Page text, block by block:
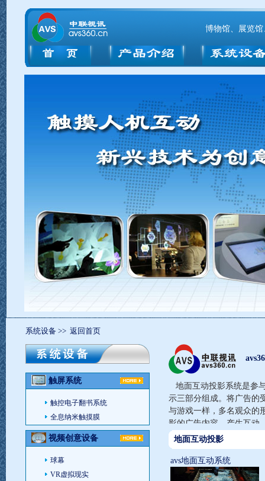
博物馆、展览
系统设备 >> 返回首页
触屏系统
触控电子翻书系统
全息纳米触摸膜
视频创意设备
球幕
VR虚拟现实
地面互动投影系统是参
示三部分组成。将广告的
与游戏一样，多名观众的
影的广告内容，产生互动
地面互动投影
avs地面互动系统